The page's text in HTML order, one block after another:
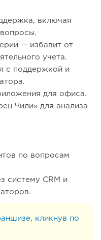
включая
— избавит от
учета.
с поддержкой и
для офиса.
Чили» для анализа
по вопросам
систему CRM и
кликнув по